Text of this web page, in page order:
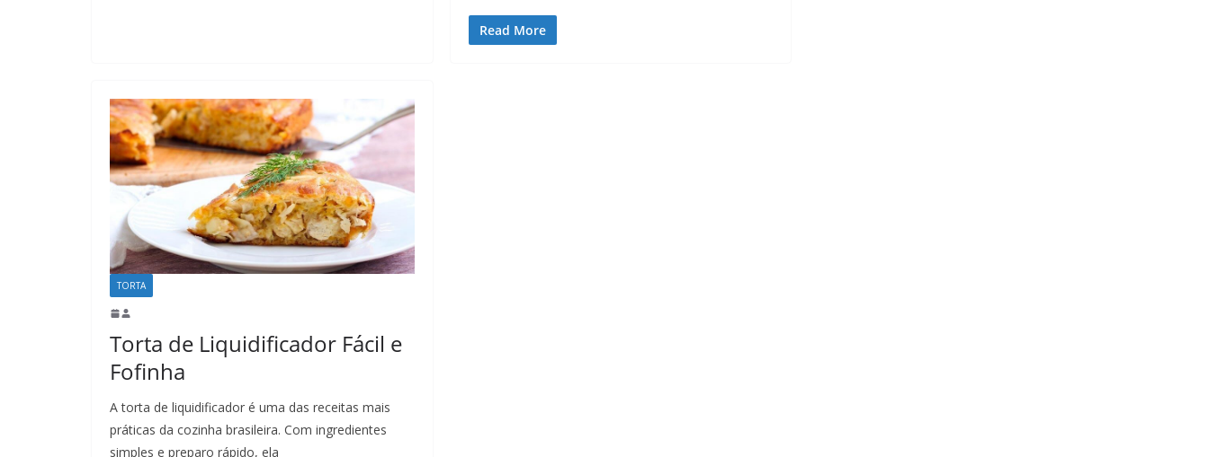
Read More
TORTA
Torta de Liquidificador Fácil e
Fofinha
A torta de liquidificador é uma das receitas mais
práticas da cozinha brasileira. Com ingredientes
simples e preparo rápido, ela